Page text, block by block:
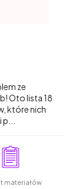
ze
Oto lista 18
które nich
materiałów